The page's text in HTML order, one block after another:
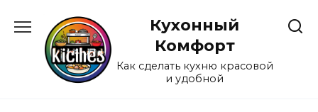
содержанию
Кухонный
Комфорт
Как сделать кухню красовой
и удобной